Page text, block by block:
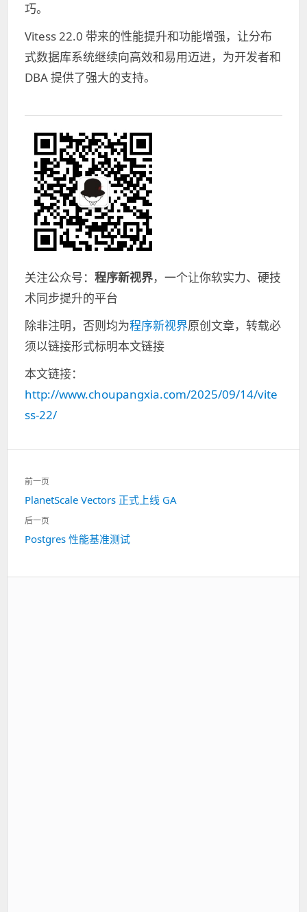
巧。
Vitess 22.0 带来的性能提升和功能增强，让分布
式数据库系统继续向高效和易用迈进，为开发者和
DBA 提供了强大的支持。
关注公众号： 程序新视界，一个让你软实力、硬技
术同步提升的平台
除非注明，否则均为程序新视界原创文章，转载必
须以链接形式标明本文链接
本文链接：
http://www.choupangxia.com/2025/09/14/vite
ss-22/
文
章
导
航
前一页
上
一
PlanetScale Vectors 正式上线 GA
后一页
下
Postgres 性能基准测试